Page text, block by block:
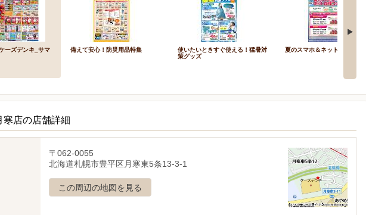
ーズデンキ_サマ
備えて安心！防災用品特集
使いたいときすぐ使える！猛暑対
策グッズ
夏のスマホ＆ネット応援フェア
寒店の店舗詳細
〒062-0055
北海道札幌市豊平区月寒東5条13-3-1
この周辺の地図を見る